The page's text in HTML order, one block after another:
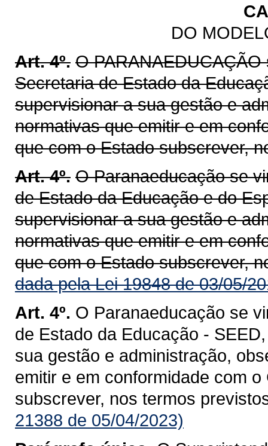
DO
Art. 4º. O
Secretaria de Estado da
supervisionar a sua gestão e
normativas que emitir e em
que com o Estado subscrever,
Art. 4º. O Paranaeducação se
de Estado da Educação e do
supervisionar a sua gestão e
normativas que emitir e em
que com o Estado subscrever,
dada pela Lei 19848 de 03/05/
Art. 4º. O Paranaeducação se
de Estado da Educação -
sua gestão e administração,
emitir e em conformidade com
subscrever, nos termos
21388 de 05/04/2023)